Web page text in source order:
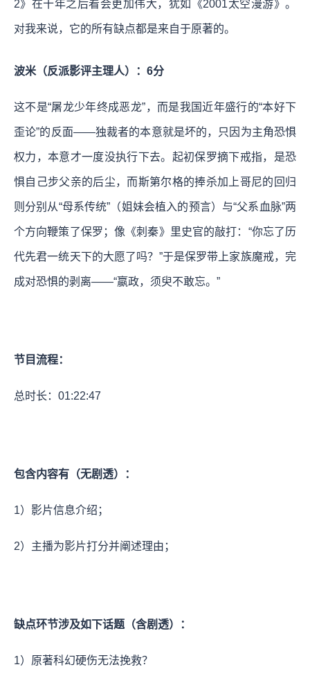
2》在十年之后看会更加伟大，犹如《2001太空漫游》。
对我来说，它的所有缺点都是来自于原著的。
波米（反派影评主理人）：6分
这不是“屠龙少年终成恶龙”，而是我国近年盛行的“本好下
歪论”的反面——独裁者的本意就是坏的，只因为主角恐惧
权力，本意才一度没执行下去。起初保罗摘下戒指，是恐
惧自己步父亲的后尘，而斯第尔格的捧杀加上哥尼的回归
则分别从“母系传统”（姐妹会植入的预言）与“父系血脉”两
个方向鞭策了保罗；像《刺秦》里史官的敲打：“你忘了历
代先君一统天下的大愿了吗？”于是保罗带上家族魔戒，完
成对恐惧的剥离——“嬴政，须臾不敢忘。”
节目流程：
总时长：01:22:47
包含内容有（无剧透）：
1）影片信息介绍；
2）主播为影片打分并阐述理由；
缺点环节涉及如下话题（含剧透）：
1）原著科幻硬伤无法挽救？